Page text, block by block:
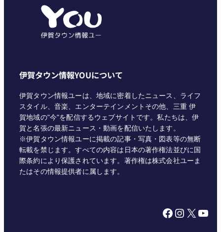
伊賀タウン情報YOUについて
伊賀タウン情報ユーは、地域に密着したニュース、ライフ
スタイル、音楽、エンターテインメントその他、三重 伊
賀地域の"今"を配信するウェブサイトです。私たちは、伊
賀と名張の最新ニュース・動画を配信いたします。
※伊賀タウン情報ユーに掲載の記事・写真・図表等の無断
転載を禁じます。すべての内容は日本の著作権法並びに国
際条約により保護されています。著作権は株式会社ユーま
たはその情報提供者に属します。
Facebook Instagram X YouTube